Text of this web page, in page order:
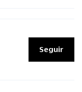
Seguir